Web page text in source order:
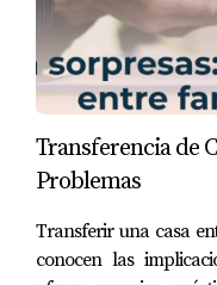
Transferencia de
Problemas
Transferir una casa
conocen las